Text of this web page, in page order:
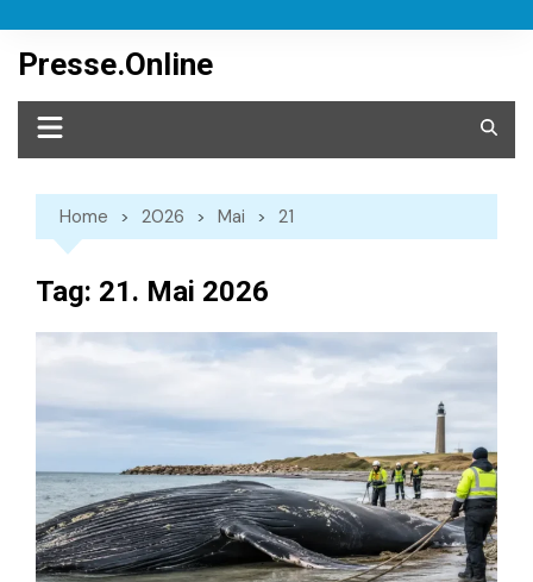
content
Presse.Online
Home 2026 Mai 21
Tag: 21. Mai 2026